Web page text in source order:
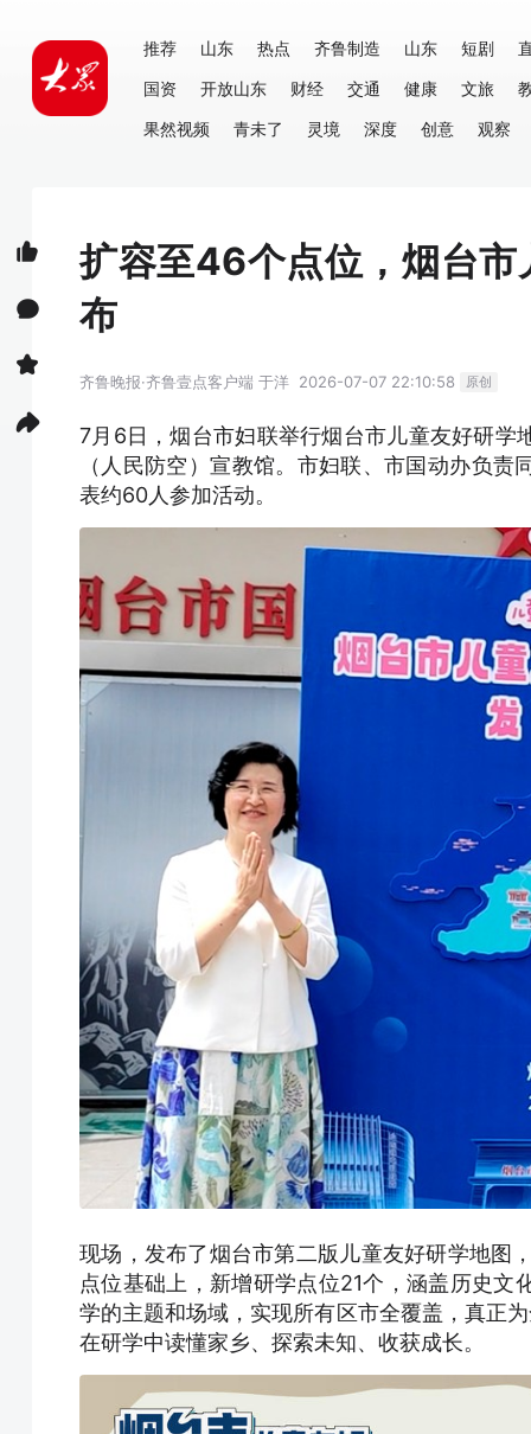
推荐 山东 热点 齐鲁制造 山东 短剧
国资
开放山东 财经 交通 健康 文旅
果然视频
青未了 灵境 深度 创意 观察
扩容至46个点位，烟台
布
齐鲁晚报·齐鲁壹点客户端 于洋 2026-07-07 22:10:58 原创
7月6日，烟台市妇联举行烟台市儿童友好研学
（人民防空）宣教馆。市妇联、市国动办负
表约60人参加活动。
现场，发布了烟台市第二版儿童友好研学地图
点位基础上，新增研学点位21个，涵盖历史文
学的主题和场域，实现所有区市全覆盖，真正
在研学中读懂家乡、探索未知、收获成长。